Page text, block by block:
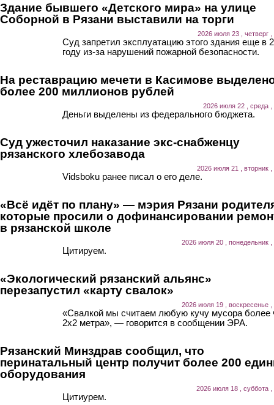
Здание бывшего «Детского мира» на улице
Соборной в Рязани выставили на торги
2026 июля 23 , четверг ,
Суд запретил эксплуатацию этого здания еще в
году из-за нарушений пожарной безопасности.
На реставрацию мечети в Касимове
более 200 миллионов рублей
2026 июля 22 , среда ,
Деньги выделены из федерального бюджета.
Суд ужесточил наказание экс-снабженцу
рязанского хлебозавода
2026 июля 21 , вторник ,
Vidsboku ранее писал о его деле.
«Всё идёт по плану» — мэрия Рязани
которые просили о дофинансировании
в рязанской школе
2026 июля 20 , понедельник ,
Цитируем.
«Экологический рязанский альянс»
перезапустил «карту свалок»
2026 июля 19 , воскресенье ,
«Свалкой мы считаем любую кучу мусора более
2х2 метра», — говорится в сообщении ЭРА.
Рязанский Минздрав сообщил, что
перинатальный центр получит более 200
оборудования
2026 июля 18 , суббота ,
Цитиурем.